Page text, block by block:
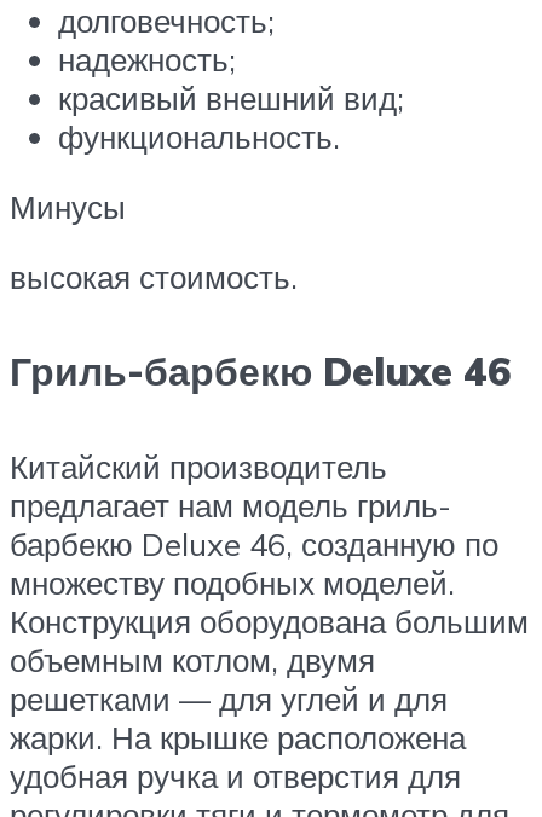
долговечность;
надежность;
красивый внешний вид;
функциональность.
Минусы
высокая стоимость.
Гриль-барбекю Deluxe 46
Китайский производитель
предлагает нам модель гриль-
барбекю Deluxe 46, созданную по
множеству подобных моделей.
Конструкция оборудована большим
объемным котлом, двумя
решетками — для углей и для
жарки. На крышке расположена
удобная ручка и отверстия для